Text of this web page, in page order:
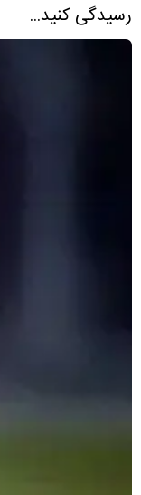
رسیدگی کنید...